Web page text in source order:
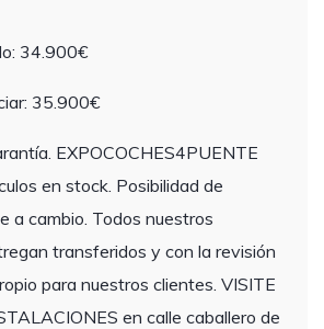
34.900€
35.900€
EXPOCOCHES4PUENTE
en stock. Posibilidad de
a cambio. Todos nuestros
transferidos y con la revisión
para nuestros clientes. VISITE
en calle caballero de